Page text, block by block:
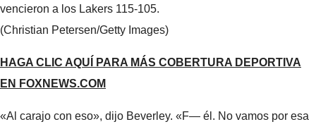
vencieron a los Lakers 115-105.
(Christian Petersen/Getty Images)
HAGA CLIC AQUÍ PARA MÁS COBERTURA DEPORTIVA
EN FOXNEWS.COM
«Al carajo con eso», dijo Beverley. «F— él. No vamos por esa